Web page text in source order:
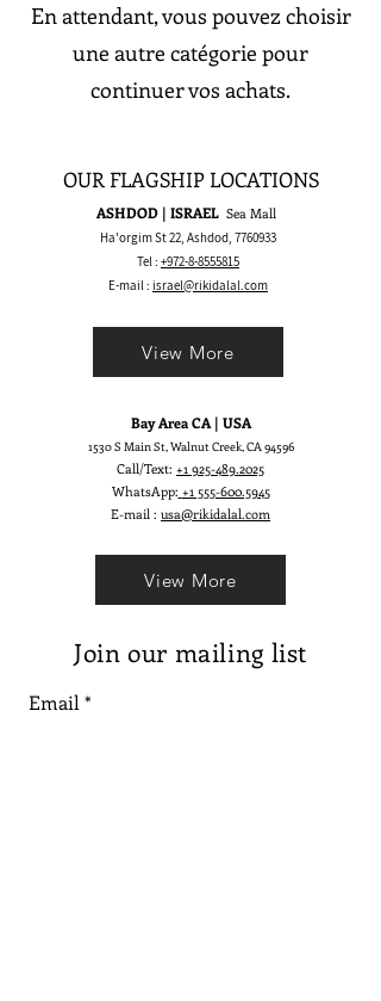
En attendant, vous pouvez choisir
une autre catégorie pour
continuer vos achats.
OUR FLAGSHIP LOCATIONS
ASHDOD | ISRAEL Sea Mall
Ha'orgim St 22, Ashdod, 7760933
Tel : +972-8-8555815
E-mail : israel@rikidalal.com
Bay Area CA | USA
1530 S Main St, Walnut Creek, CA 94596
Call/Text: +1 925-489.2025
WhatsApp: +1 555-600.5945
E-mail : usa@rikidalal.com
View More
View More
Join our mailing list
Email